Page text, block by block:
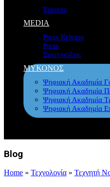
Έρευνες
MEDIA
Press Release
Press
Συνεντεύξεις
ΜΥΚΟΝΟΣ
Ψηφιακή Ακαδημία
Ψηφιακή Ακαδημία
Ψηφιακή Ακαδημία
Ψηφιακή Ακαδημία
Blog
Home » Τεχνολογία » Τεχνητή